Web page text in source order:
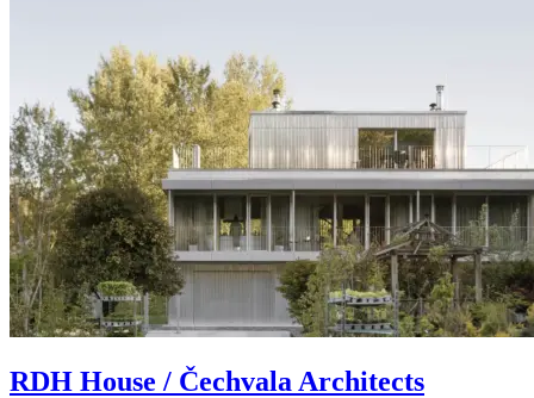
RDH House / Čechvala Architects